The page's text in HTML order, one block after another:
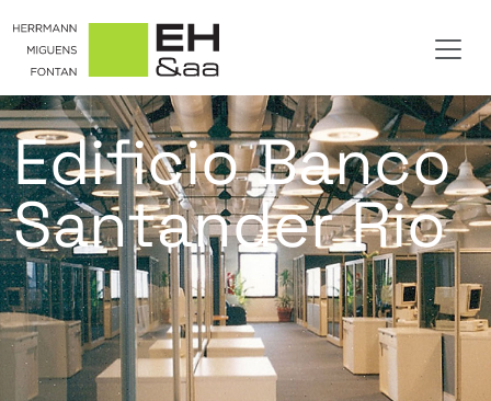
Edificio Banco
Santander Rio